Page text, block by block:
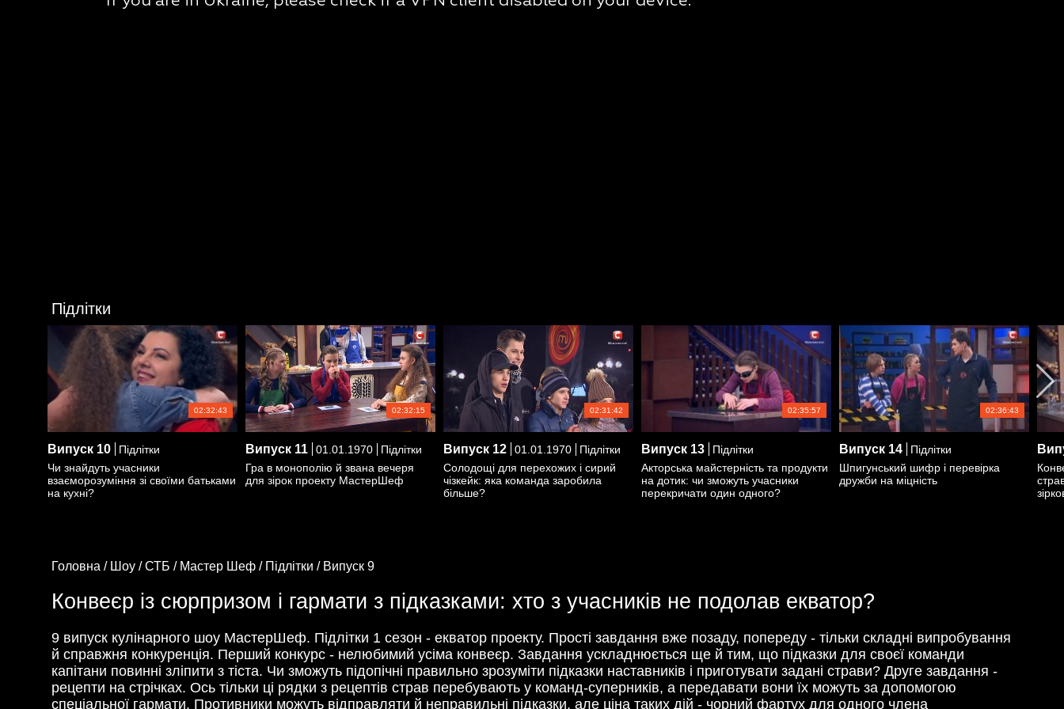
Підлітки
02:32:43
Випуск 10
Підлітки
Чи знайдуть учасники
взаєморозуміння зі своїми батьками
на кухні?
02:32:15
Випуск 11 01.01.1970
Підлітки
Гра в монополію й звана вечеря
для зірок проекту МастерШеф
02:31:42
Випуск 12 01.01.1970
Підлітки
Солодощі для перехожих і сирий
чізкейк: яка команда заробила
більше?
02:35:57
Випуск 13
Підлітки
Акторська майстерність та продукти
на дотик: чи зможуть учасники
перекричати один одного?
02:36:43
Випуск 14
Підлітки
Шпигунський шифр і перевірка
дружби на міцність
Головна / Шоу /СТБ / Мастер Шеф / Підлітки / Випуск 9
Конвеєр із сюрпризом і гармати з підказками: хто з учасників не подолав екватор?
9 випуск кулінарного шоу МастерШеф. Підлітки 1 сезон - екватор проекту. Прості завдання вже позаду, попереду - тільки складні випробування
й справжня конкуренція. Перший конкурс - нелюбимий усіма конвеєр. Завдання ускладнюється ще й тим, що підказки для своєї команди
капітани повинні зліпити з тіста. Чи зможуть підопічні правильно зрозуміти підказки наставників і приготувати задані страви? Друге завдання -
рецепти на стрічках. Ось тільки ці рядки з рецептів страв перебувають у команд-суперників, а передавати вони їх можуть за допомогою
спеціальної гармати. Противники можуть відправляти й неправильні підказки, але ціна таких дій - чорний фартух для одного члена